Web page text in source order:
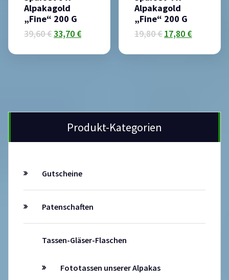
Alpakagold
„Fine“ 200 G
39,60€33,70 €
Alpakagold
„Fine“ 200 G
19,80€ 17,80 €
Produkt-Kategorien
Gutscheine
Patenschaften
Tassen-Gläser-Flaschen
Fototassen unserer Alpakas